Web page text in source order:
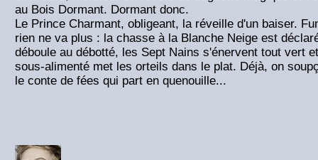
au Bois Dormant. Dormant donc.
Le Prince Charmant, obligeant, la réveille d'un baiser.
rien ne va plus : la chasse à la Blanche Neige est
déboule au débotté, les Sept Nains s'énervent tout vert
sous-alimenté met les orteils dans le plat. Déjà, on
le conte de fées qui part en quenouille...